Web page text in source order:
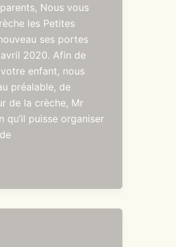
Nous vous
les Petites
ses portes
2020. Afin de
enfant, nous
préalable, de
de la crèche, Mr
qu’il puisse organiser